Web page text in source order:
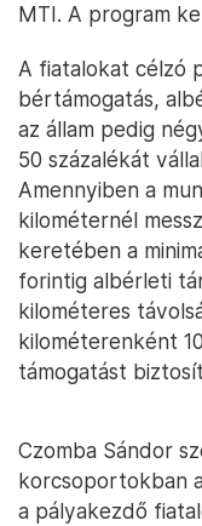
MTI. A program
A fiatalokat célzó
bértámogatás,
az állam pedig
50 százalékát
Amennyiben a
kilométernél
keretében a
forintig albérleti
kilométeres
kilométerenként
támogatást
Czomba Sándor
korcsoportokban
a pályakezdő